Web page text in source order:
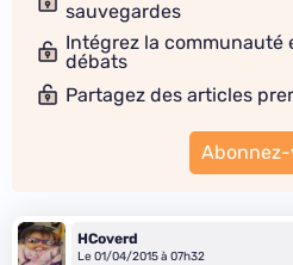
sauvegardes
Intégrez la communauté
débats
Partagez des articles
HCoverd
Le 01/04/2015 à 07h32